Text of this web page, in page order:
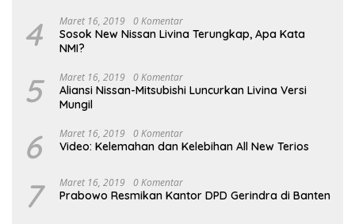
4 Maret 16, 2019 0 Komentar
Sosok New Nissan Livina Terungkap, Apa Kata
NMI?
5 Maret 16, 2019 0 Komentar
Aliansi Nissan-Mitsubishi Luncurkan Livina Versi
Mungil
6 Maret 16, 2019 0 Komentar
Video: Kelemahan dan Kelebihan All New Terios
7 Maret 16, 2019 0 Komentar
Prabowo Resmikan Kantor DPD Gerindra di Banten